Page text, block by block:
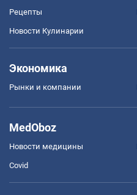
Рецепты
Новости Кулинарии
Экономика
Рынки и компании
MedOboz
Новости медицины
Covid